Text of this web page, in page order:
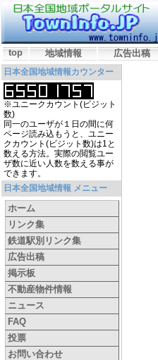
top 地域情報 広告出稿
日本全国地域情報カウンター
※ユニークカウント(ビジット
数)
同一のユーザが１日の間に何
ページ読み込もうと、ユニー
クカウント(ビジット数)は1と
数える方法。実際の閲覧ユー
ザ数に近い人数を数える事が
できます。
日本全国地域情報 メニュー
ホーム
リンク集
鉄道駅別リンク集
広告出稿
掲示板
不動産物件情報
ニュース
FAQ
投票
お問い合わせ